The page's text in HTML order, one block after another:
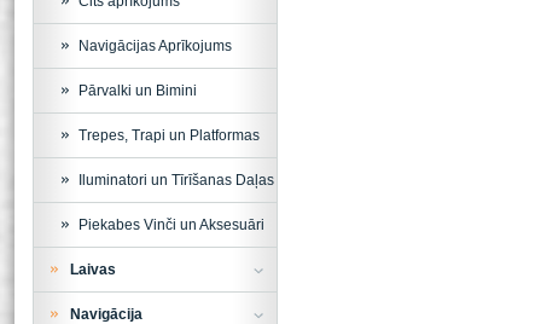
Navigācijas Aprīkojums
Pārvalki un Bimini
Trepes, Trapi un Platformas
Iluminatori un Tīrīšanas Daļas
Piekabes Vinči un Aksesuāri
Laivas
Navigācija